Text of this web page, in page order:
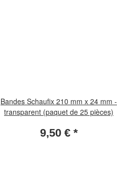
Bandes Schaufix 210 mm x 24 mm -
transparent (paquet de 25 pièces)
9,50 € *